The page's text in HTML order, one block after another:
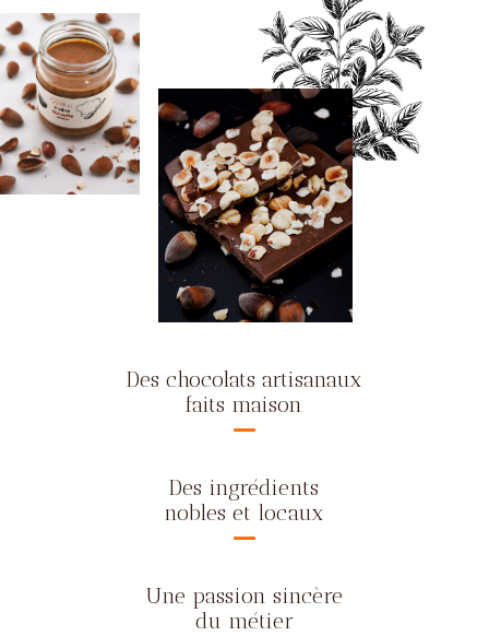
Des chocolats artisanaux
faits maison
Des ingrédients
nobles et locaux
Une passion sincère
du métier